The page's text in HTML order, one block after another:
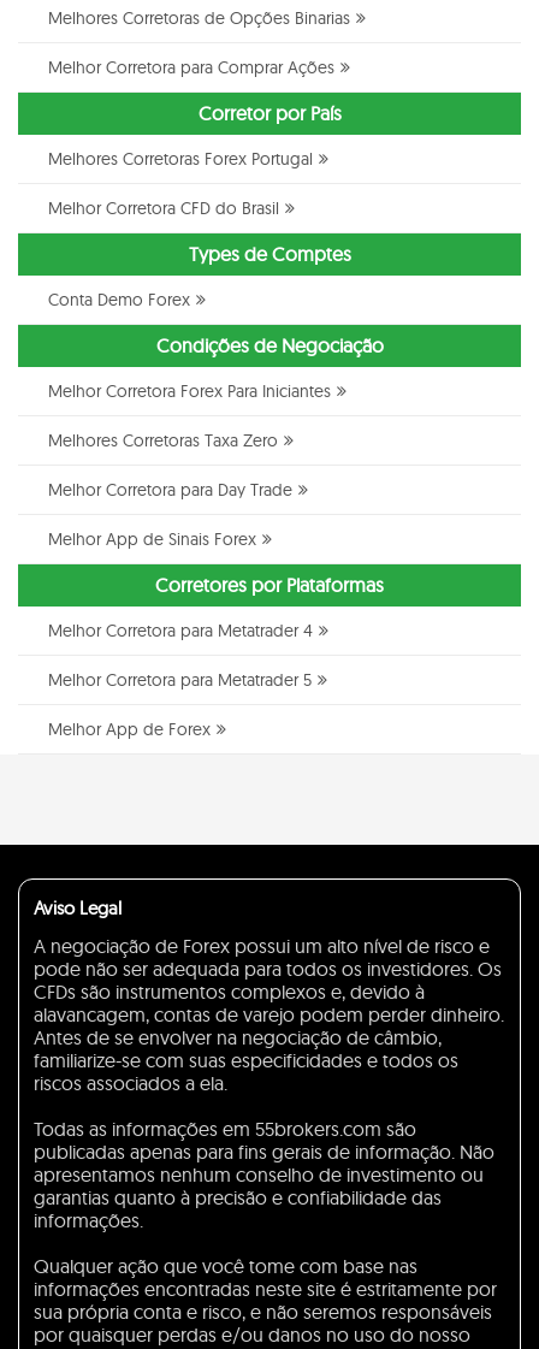
Melhores Corretoras de Opções Binarias
Melhor Corretora para Comprar Ações
Corretor por País
Melhores Corretoras Forex Portugal
Melhor Corretora CFD do Brasil
Types de Comptes
Conta Demo Forex
Condições de Negociação
Melhor Corretora Forex Para Iniciantes
Melhores Corretoras Taxa Zero
Melhor Corretora para Day Trade
Melhor App de Sinais Forex
Corretores por Plataformas
Melhor Corretora para Metatrader 4
Melhor Corretora para Metatrader 5
Melhor App de Forex
Aviso Legal
A negociação de Forex possui um alto nível de risco e
pode não ser adequada para todos os investidores. Os
CFDs são instrumentos complexos e, devido à
alavancagem, contas de varejo podem perder dinheiro.
Antes de se envolver na negociação de câmbio,
familiarize-se com suas especificidades e todos os
riscos associados a ela.
Todas as informações em 55brokers.com são
publicadas apenas para fins gerais de informação. Não
apresentamos nenhum conselho de investimento ou
garantias quanto à precisão e confiabilidade das
informações.
Qualquer ação que você tome com base nas
informações encontradas neste site é estritamente por
sua própria conta e risco, e não seremos responsáveis
por quaisquer perdas e/ou danos no uso do nosso